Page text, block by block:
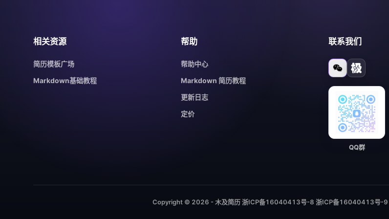
相关资源
简历模板广场
Markdown基础教程
帮助
帮助中心
Markdown 简历教程
更新日志
定价
联系我们
QQ群
Copyright © 2026 - 木及简历 浙ICP备16040413号-8 浙ICP备16040413号-9